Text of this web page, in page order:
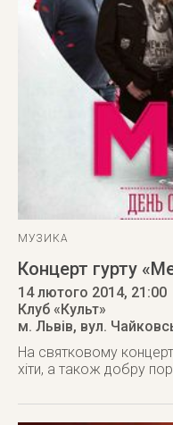
МУЗИКА
Концерт гурту
14 лютого 2014, 21:00
Клуб «Культ»
м. Львів, вул.
На святковому
хіти, а також добру